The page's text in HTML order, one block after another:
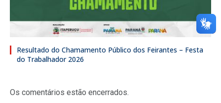
Resultado do Chamamento Público dos Feirantes – Festa
do Trabalhador 2026
Os comentários estão encerrados.